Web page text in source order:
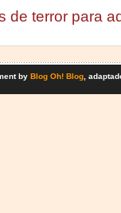
de terror para
by Blog Oh! Blog,